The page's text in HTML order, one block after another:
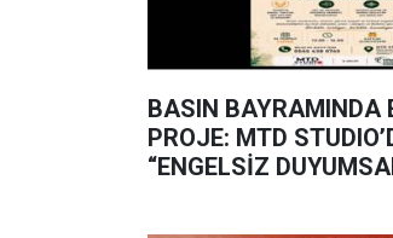
BASIN BAYRAMINDA
PROJE: MTD
“ENGELSİZ